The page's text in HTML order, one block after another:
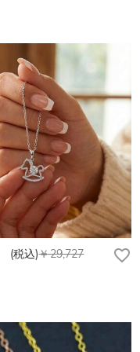
(税込)￥29,727